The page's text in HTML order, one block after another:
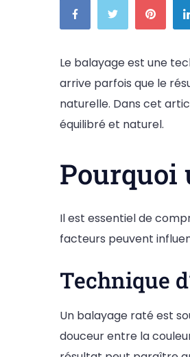
Le balayage est une
arrive parfois que le
naturelle. Dans cet
équilibré et naturel.
Pourquoi
Il est essentiel de
facteurs peuvent
Technique
Un balayage raté est
douceur entre la